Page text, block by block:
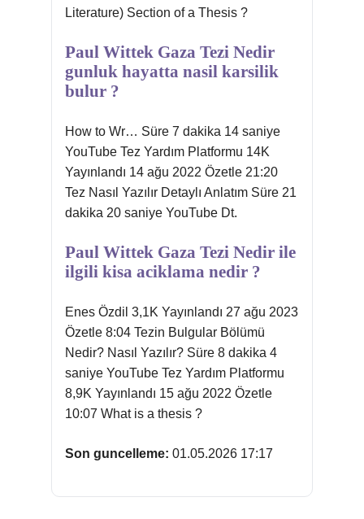
Literature) Section of a Thesis ?
Paul Wittek Gaza Tezi Nedir
gunluk hayatta nasil karsilik
bulur ?
How to Wr… Süre 7 dakika 14 saniye
YouTube Tez Yardım Platformu 14K
Yayınlandı 14 ağu 2022 Özetle 21:20
Tez Nasıl Yazılır Detaylı Anlatım Süre 21
dakika 20 saniye YouTube Dt.
Paul Wittek Gaza Tezi Nedir ile
ilgili kisa aciklama nedir ?
Enes Özdil 3,1K Yayınlandı 27 ağu 2023
Özetle 8:04 Tezin Bulgular Bölümü
Nedir? Nasıl Yazılır? Süre 8 dakika 4
saniye YouTube Tez Yardım Platformu
8,9K Yayınlandı 15 ağu 2022 Özetle
10:07 What is a thesis ?
Son guncelleme: 01.05.2026 17:17